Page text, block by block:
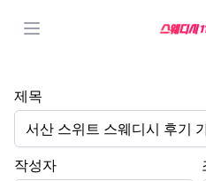
제목
서산 스위트 스웨디시 후기
작성자